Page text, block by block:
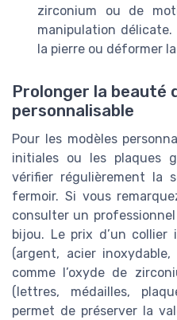
zirconium ou de
manipulation
la pierre ou déformer
Prolonger la beauté
personnalisable
Pour les modèles
initiales ou les plaques
vérifier régulièrement la
fermoir. Si vous
consulter un
bijou. Le prix d’un
(argent, acier
comme l’oxyde de
(lettres, médailles,
permet de préserver la